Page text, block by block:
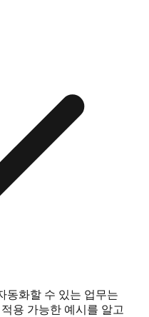
동화할 수 있는 업무는
용 가능한 예시를 알고